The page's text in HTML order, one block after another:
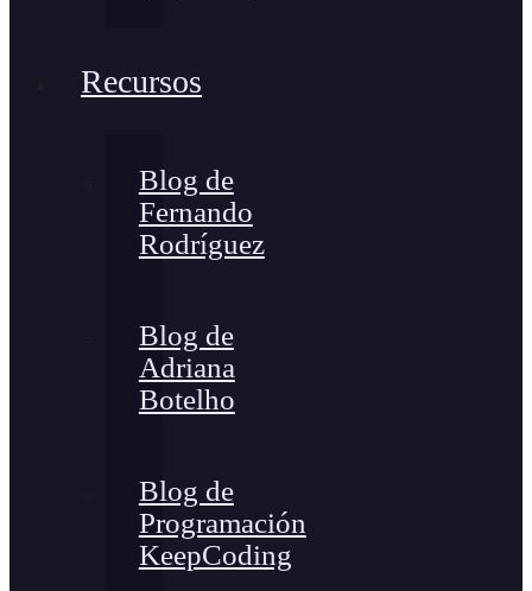
Recursos
Blog de
Fernando
Rodríguez
Blog de
Adriana
Botelho
Blog de
Programación
KeepCoding